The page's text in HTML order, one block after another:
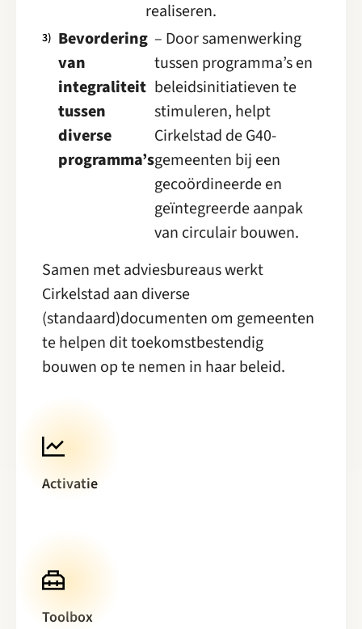
realiseren.
Bevordering
van
integraliteit
tussen
diverse
programma’s
– Door samenwerking
tussen programma’s en
beleidsinitiatieven te
stimuleren, helpt
Cirkelstad de G40-
gemeenten bij een
gecoördineerde en
geïntegreerde aanpak
van circulair bouwen.
Samen met adviesbureaus werkt
Cirkelstad aan diverse
(standaard)documenten om gemeenten
te helpen dit toekomstbestendig
bouwen op te nemen in haar beleid.
Activatie
Toolbox